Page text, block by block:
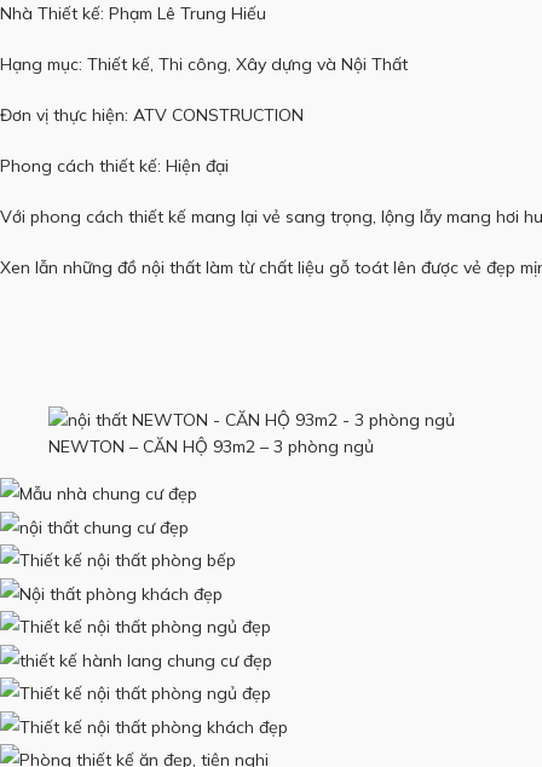
Nhà Thiết kế: Phạm Lê Trung Hiếu
Hạng mục: Thiết kế, Thi công, Xây dựng và Nội Thất
Đơn vị thực hiện: ATV CONSTRUCTION
Phong cách thiết kế: Hiện đại
Với phong cách thiết kế mang lại vẻ sang trọng, lộng lẫy mang hơi
Xen lẫn những đồ nội thất làm từ chất liệu gỗ toát lên được vẻ đẹp
NEWTON – CĂN HỘ 93m2 – 3 phòng ngủ